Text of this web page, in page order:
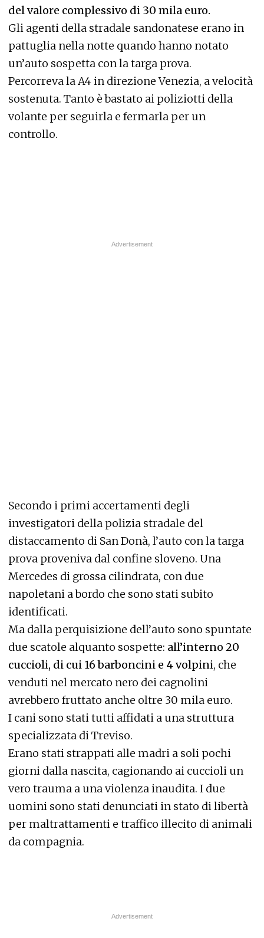
del valore complessivo di 30 mila euro.
Gli agenti della stradale sandonatese erano in
pattuglia nella notte quando hanno notato
un’auto sospetta con la targa prova.
Percorreva la A4 in direzione Venezia, a velocità
sostenuta. Tanto è bastato ai poliziotti della
volante per seguirla e fermarla per un
controllo.
Secondo i primi accertamenti degli
investigatori della polizia stradale del
distaccamento di San Donà, l’auto con la targa
prova proveniva dal confine sloveno. Una
Mercedes di grossa cilindrata, con due
napoletani a bordo che sono stati subito
identificati.
Ma dalla perquisizione dell’auto sono spuntate
due scatole alquanto sospette: all’interno 20
cuccioli, di cui 16 barboncini e 4 volpini, che
venduti nel mercato nero dei cagnolini
avrebbero fruttato anche oltre 30 mila euro.
I cani sono stati tutti affidati a una struttura
specializzata di Treviso.
Erano stati strappati alle madri a soli pochi
giorni dalla nascita, cagionando ai cuccioli un
vero trauma a una violenza inaudita. I due
uomini sono stati denunciati in stato di libertà
per maltrattamenti e traffico illecito di animali
da compagnia.